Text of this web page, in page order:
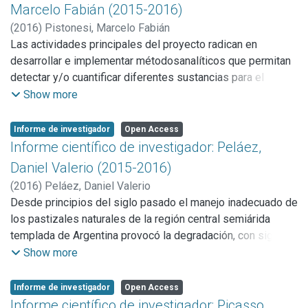
biotecnológico: Se preparan y caracterizan diferentes
biomateriales, principalmente centrados en el estudio de
sistemas de liberación controlada de drogas y
fundamentalmente dirigidas a aplicaciones por vía per-oral
y oftálmica.
Marcelo Fabián (2015-2016)
(2016) Pistonesi, Marcelo Fabián
Las actividades principales del proyecto radican en
desarrollar e implementar métodosanalíticos que permitan
detectar y/o cuantificar diferentes sustancias para el
análisis enmuestras medioambientales, biocombustibles y
influencia.
Objetivos:
Medio ambiente: A partir del mes septiembre de 2015, el
grupo de investigación dequímica ambiental de la UNS
participa en un Acuerdo Marco Interdisciplinario con
laComisión de Investigaciones Científicas de la Provincia
de Buenos Aires (CIC), CORFOy INTA (Hilario Ascasubi)
relacionado a la caracterización y control de
ambientesacuáticos de la zona del valle inferior del río
Biocombustibles: Se evalúan los parámetros de calidad de
Show more
Informe de investigador Open Access
Informe científico de investigador: Peláez,
Daniel Valerio (2015-2016)
(2016) Peláez, Daniel Valerio
Desde principios del siglo pasado el manejo inadecuado de
los pastizales naturales de la región central semiárida
templada de Argentina provocó la degradación, con signos
incipientes de desertización en muchos casos, de los
comprende la aplicación de tratamientos especiales,
estructuras y desarrollos destinados a brindar a las
Show more
Informe de investigador Open Access